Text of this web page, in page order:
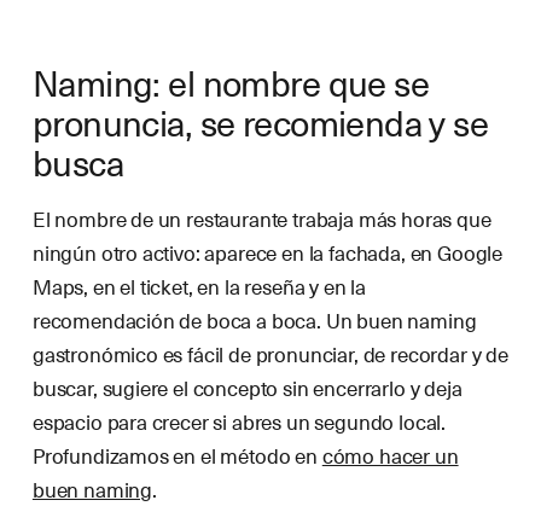
Naming: el nombre que se
pronuncia, se recomienda y se
busca
El nombre de un restaurante trabaja más horas que
ningún otro activo: aparece en la fachada, en Google
Maps, en el ticket, en la reseña y en la
recomendación de boca a boca. Un buen naming
gastronómico es fácil de pronunciar, de recordar y de
buscar, sugiere el concepto sin encerrarlo y deja
espacio para crecer si abres un segundo local.
Profundizamos en el método encómo hacer un
buen naming.